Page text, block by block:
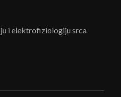
i elektrofiziologiju srca